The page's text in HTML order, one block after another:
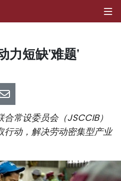
力短缺'难题'
常设委员会（JSCCIB）
行动，解决劳动密集型产业